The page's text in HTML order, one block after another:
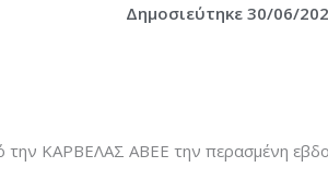
Δημοσιεύτηκε 30/06/
την ΚΑΡΒΕΛΑΣ ΑΒΕΕ την περασμένη